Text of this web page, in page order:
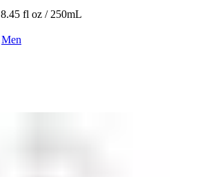
8.45 fl oz / 250mL
Men